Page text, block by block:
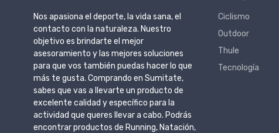
Nos apasiona el deporte, la vida sana, el
contacto con la naturaleza. Nuestro
objetivo es brindarte el mejor
asesoramiento y las mejores soluciones
para que vos también puedas hacer lo que
más te gusta. Comprando en Sumitate,
sabes que vas a llevarte un producto de
excelente calidad y específico para la
actividad que queres llevar a cabo. Podrás
encontrar productos de Running, Natación,
Ciclismo
Outdoor
Thule
Tecnología